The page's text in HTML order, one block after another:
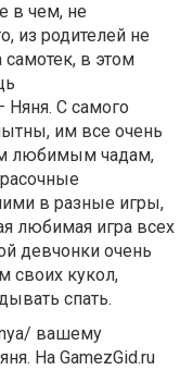
в чем, не
из родителей не
самотек, в этом
Няня. С самого
им все очень
любимым чадам,
в разные игры,
любимая игра всех
девчонки очень
своих кукол,
спать.
вашему
На GamezGid.ru